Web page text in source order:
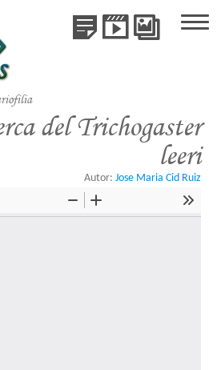
Publicaciones
Videos Galería
del Trichogaster
leeri
Autor: Jose Maria Cid Ruiz